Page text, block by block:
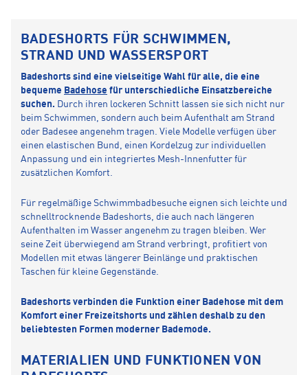
BADESHORTS FÜR SCHWIMMEN,
STRAND UND WASSERSPORT
Badeshorts sind eine vielseitige Wahl für alle, die eine
bequeme Badehose für unterschiedliche Einsatzbereiche
suchen. Durch ihren lockeren Schnitt lassen sie sich nicht nur
beim Schwimmen, sondern auch beim Aufenthalt am Strand
oder Badesee angenehm tragen. Viele Modelle verfügen über
einen elastischen Bund, einen Kordelzug zur individuellen
Anpassung und ein integriertes Mesh-Innenfutter für
zusätzlichen Komfort.
Für regelmäßige Schwimmbadbesuche eignen sich leichte und
schnelltrocknende Badeshorts, die auch nach längeren
Aufenthalten im Wasser angenehm zu tragen bleiben. Wer
seine Zeit überwiegend am Strand verbringt, profitiert von
Modellen mit etwas längerer Beinlänge und praktischen
Taschen für kleine Gegenstände.
Badeshorts verbinden die Funktion einer Badehose mit dem
Komfort einer Freizeitshorts und zählen deshalb zu den
beliebtesten Formen moderner Bademode.
MATERIALIEN UND FUNKTIONEN VON